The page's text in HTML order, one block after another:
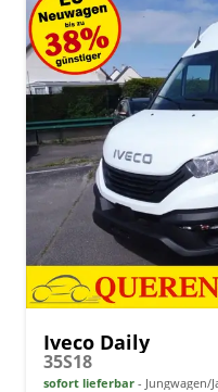
Iveco Daily
35S18
sofort lieferbar Jungwagen/